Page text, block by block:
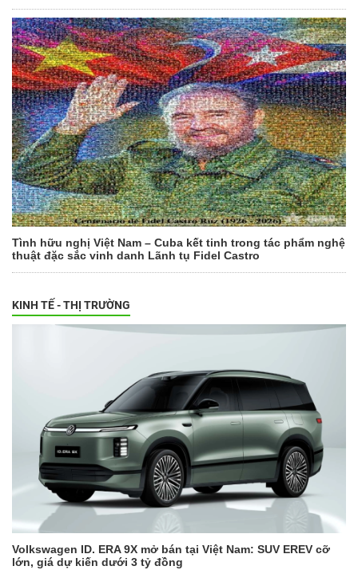
Tình hữu nghị Việt Nam – Cuba kết tinh trong tác phẩm nghệ
thuật đặc sắc vinh danh Lãnh tụ Fidel Castro
KINH TẾ - THỊ TRƯỜNG
Volkswagen ID. ERA 9X mở bán tại Việt Nam: SUV EREV cỡ
lớn, giá dự kiến dưới 3 tỷ đồng